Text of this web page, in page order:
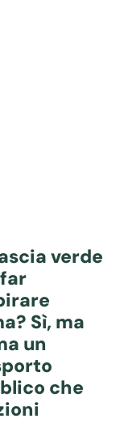
verde
Sì, ma
un
che